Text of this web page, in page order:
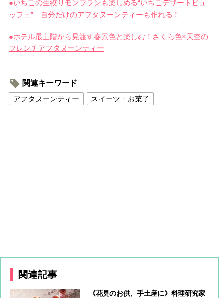
●いちごの生絞りモンブランも楽しめる“いちごデザートビュ
ッフェ” 自分だけのアフタヌーンティーも作れる！
●ホテル最上階から見渡す春景色と楽しむ！さくら色×天空の
フレンチアフタヌーンティー
関連キーワード
アフタヌーンティー
スイーツ・お菓子
関連記事
《花見のお供、手土産に》料理研究家